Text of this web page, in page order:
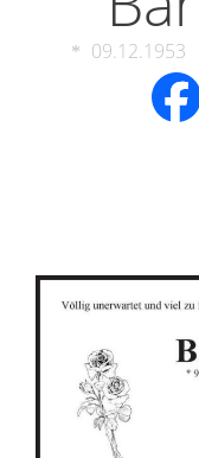
09.12.1953